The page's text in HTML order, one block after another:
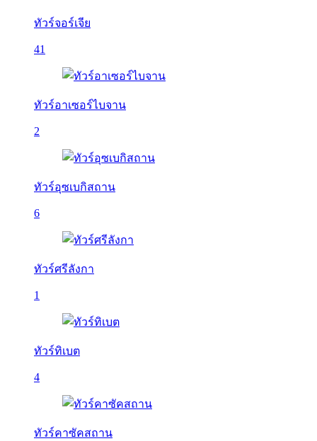
ทัวร์จอร์เจีย
41
ทัวร์อาเซอร์ไบจาน
2
ทัวร์อุซเบกิสถาน
6
ทัวร์ศรีลังกา
1
ทัวร์ทิเบต
4
ทัวร์คาซัคสถาน